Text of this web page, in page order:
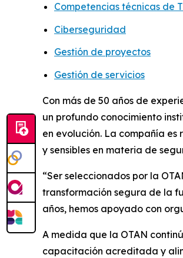
Competencias técnicas de
Ciberseguridad
Gestión de proyectos
Gestión de servicios
Con más de 50 años de
un profundo conocimiento
en evolución. La compañía
y sensibles en materia de
“Ser seleccionados por la
transformación segura de la
años, hemos apoyado con
A medida que la OTAN
capacitación acreditada y